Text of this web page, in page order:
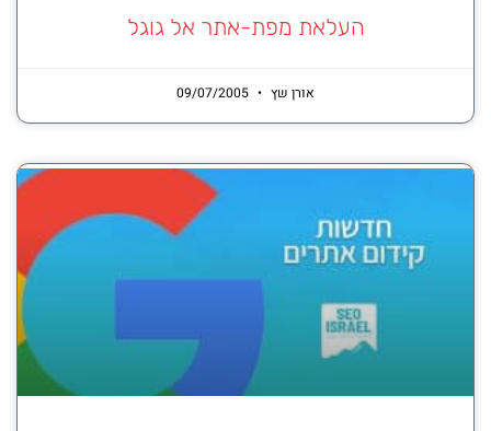
העלאת מפת-אתר אל גוגל
אורן שץ